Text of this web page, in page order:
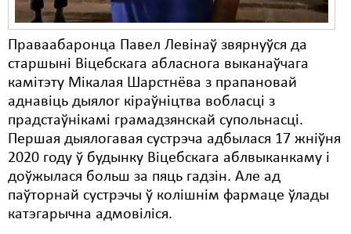
Праваабаронца Павел Левінаў звярнуўся да
старшыні Віцебскага абласнога выканаўчага
камітэту Мікалая Шарстнёва з прапановай
аднавіць дыялог кіраўніцтва вобласці з
прадстаўнікамі грамадзянскай супольнасці.
Першая дыялогавая сустрэча адбылася 17 жніўня
2020 году ў будынку Віцебскага аблвыканкаму і
доўжылася больш за пяць гадзін. Але ад
паўторнай сустрэчы ў колішнім фармаце ўлады
катэгарычна адмовіліся.